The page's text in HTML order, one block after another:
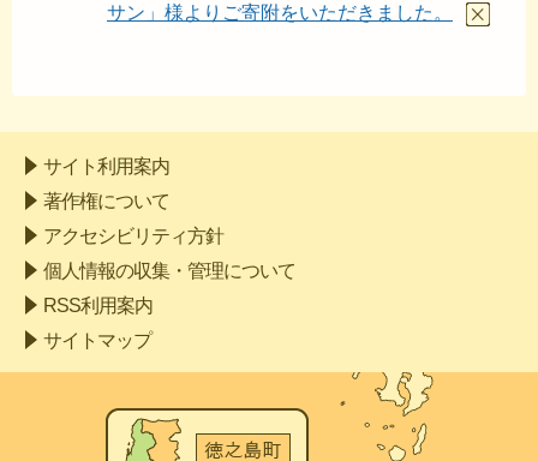
サン」様よりご寄附をいただきました。
サイト利用案内
著作権について
アクセシビリティ方針
個人情報の収集・管理について
RSS利用案内
サイトマップ